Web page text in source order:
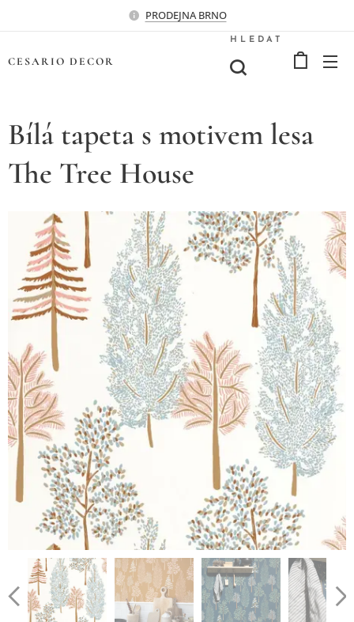
PRODEJNA BRNO
CESARIO DECOR
HLEDAT
Bílá tapeta s motivem lesa
The Tree House
Ukázka vzoru tapety v jiné barevné variantě